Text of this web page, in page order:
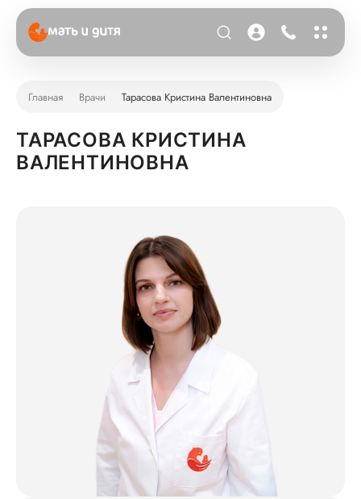
Главная Врачи Тарасова Кристина Валентиновна
ТАРАСОВА КРИСТИНА
ВАЛЕНТИНОВНА